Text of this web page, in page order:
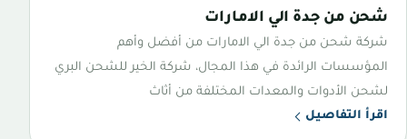
شحن من جدة الي الامارات
شركة شحن من جدة الي الامارات من أفضل وأهم
المؤسسات الرائدة في هذا المجال، شركة الخير للشحن البري
لشحن الأدوات والمعدات المختلفة من أثاث
اقرأ التفاصيل